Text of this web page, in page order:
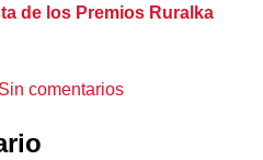
de los Premios Ruralka
Sin comentarios